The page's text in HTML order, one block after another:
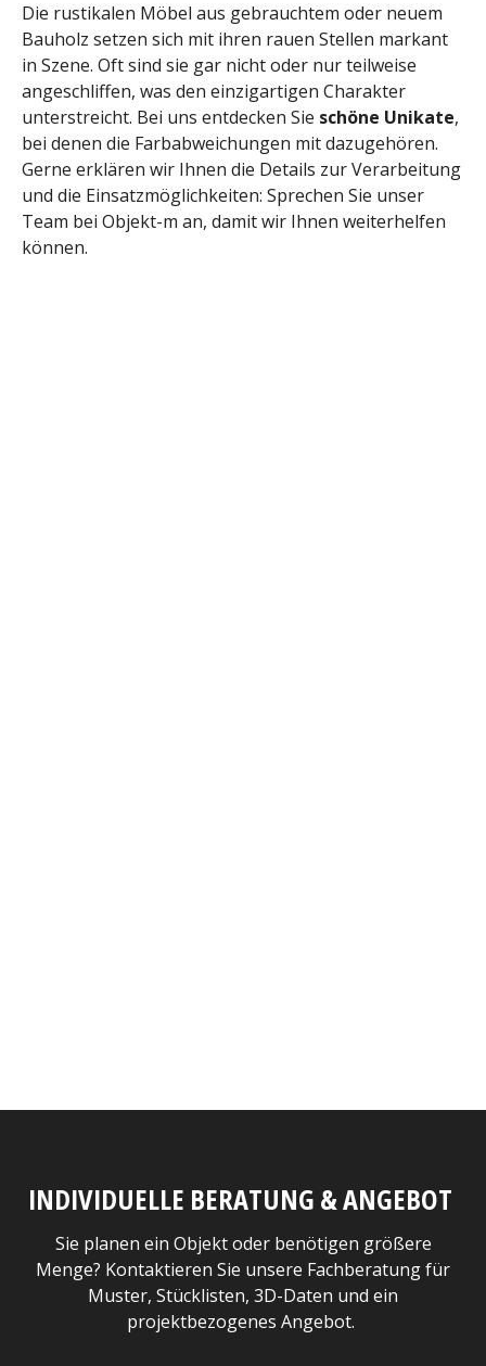
Die rustikalen Möbel aus gebrauchtem oder neuem
Bauholz setzen sich mit ihren rauen Stellen markant
in Szene. Oft sind sie gar nicht oder nur teilweise
angeschliffen, was den einzigartigen Charakter
unterstreicht. Bei uns entdecken Sie schöne Unikate,
bei denen die Farbabweichungen mit dazugehören.
Gerne erklären wir Ihnen die Details zur Verarbeitung
und die Einsatzmöglichkeiten: Sprechen Sie unser
Team bei Objekt-m an, damit wir Ihnen weiterhelfen
können.
INDIVIDUELLE BERATUNG & ANGEBOT
Sie planen ein Objekt oder benötigen größere
Menge? Kontaktieren Sie unsere Fachberatung für
Muster, Stücklisten, 3D-Daten und ein
projektbezogenes Angebot.